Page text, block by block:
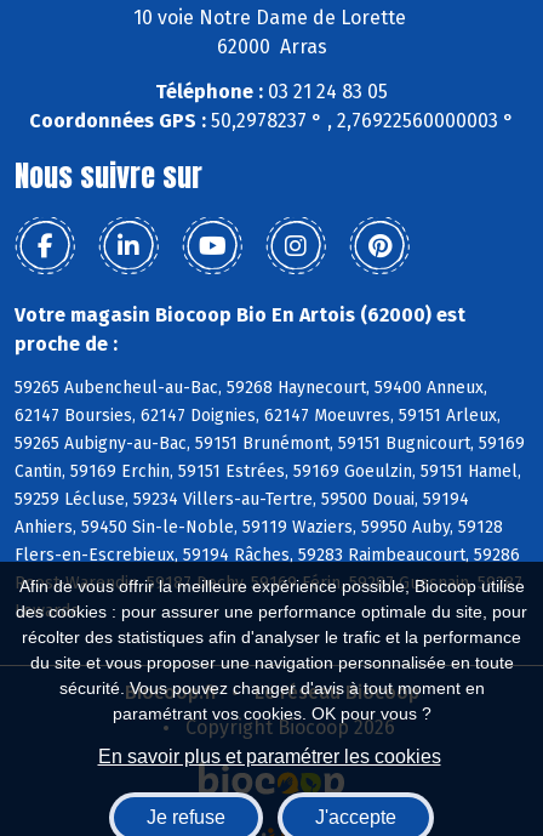
Afin de vous offrir la meilleure expérience possible, Biocoop utilise
des cookies : pour assurer une performance optimale du site, pour
récolter des statistiques afin d'analyser le trafic et la performance
du site et vous proposer une navigation personnalisée en toute
sécurité. Vous pouvez changer d'avis à tout moment en
paramétrant vos cookies. OK pour vous ?
En savoir plus et paramétrer les cookies
Je refuse J'accepte
10 voie Notre Dame de Lorette
62000 Arras
Téléphone : 03 21 24 83 05
Coordonnées GPS : 50,2978237 ° , 2,76922560000003 °
Nous suivre sur
Votre magasin Biocoop Bio En Artois (62000) est
proche de :
59265 Aubencheul-au-Bac, 59268 Haynecourt, 59400 Anneux,
62147 Boursies, 62147 Doignies, 62147 Moeuvres, 59151 Arleux,
59265 Aubigny-au-Bac, 59151 Brunémont, 59151 Bugnicourt, 59169
Cantin, 59169 Erchin, 59151 Estrées, 59169 Goeulzin, 59151 Hamel,
59259 Lécluse, 59234 Villers-au-Tertre, 59500 Douai, 59194
Anhiers, 59450 Sin-le-Noble, 59119 Waziers, 59950 Auby, 59128
Flers-en-Escrebieux, 59194 Râches, 59283 Raimbeaucourt, 59286
Roost-Warendin, 59187 Dechy, 59169 Férin, 59287 Guesnain, 59287
Lewarde
Biocoop.fr
Le réseau Biocoop
Copyright Biocoop 2026